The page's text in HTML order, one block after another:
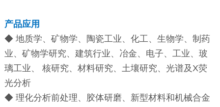
产品应用
◆ 地质学、矿物学、陶瓷工业、化工、生物学、制药
业、矿物学研究、建筑行业、冶金、电子、工业、玻
璃工业、 核研究、材料研究、土壤研究、光谱及X荧
光分析
◆ 理化分析前处理、胶体研磨、新型材料和机械合金